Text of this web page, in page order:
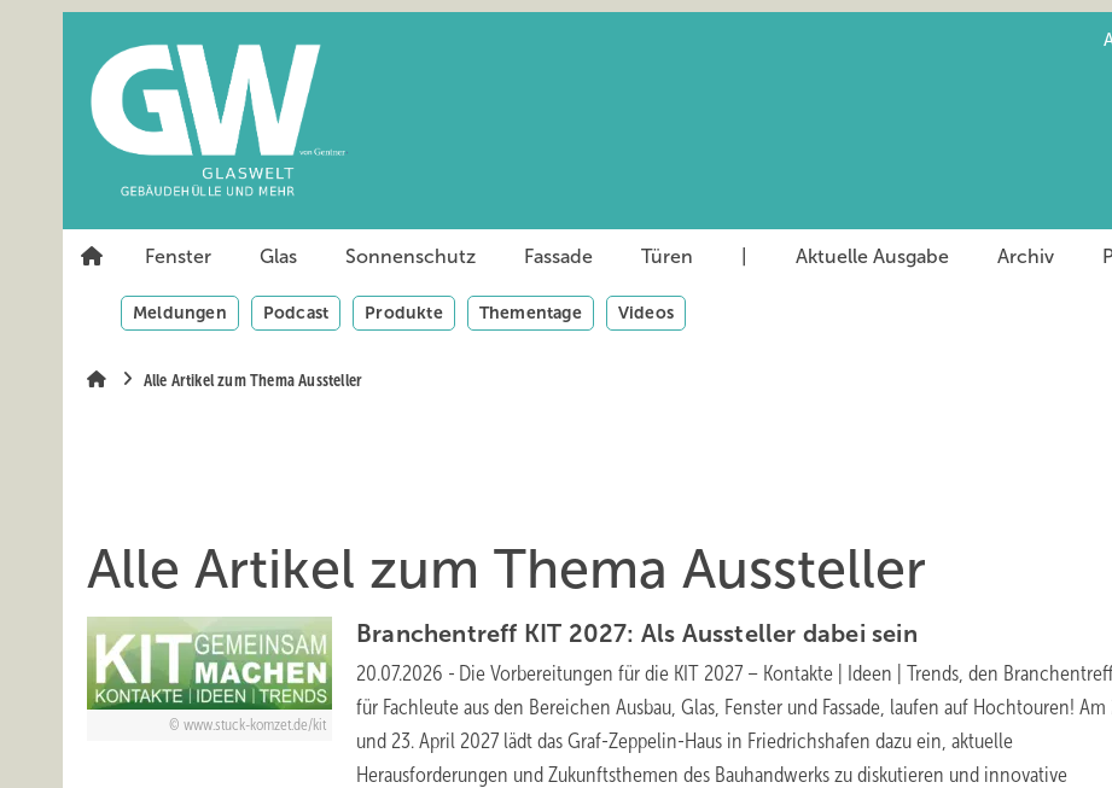
Fenster Glas Sonnenschutz Fassade Türen Aktuelle Ausgabe Archiv
Meldungen Podcast Produkte Thementage Videos
Alle Artikel zum Thema Aussteller
Alle Artikel zum Thema Aussteller
www.stuck-komzet.de/kit
Branchentreff KIT 2027: Als Aussteller dabeisein
20.07.2026 - Die Vorbereitungen für die KIT 2027 – Kontakte | Ideen | Trends, den
für Fachleute aus den Bereichen Ausbau, Glas, Fenster und Fassade, laufen auf Hochtouren! Am
und 23. April 2027 lädt das Graf-Zeppelin-Haus in Friedrichshafen dazu ein, aktuelle
Herausforderungen und Zukunftsthemen des Bauhandwerks zu diskutieren und innovative